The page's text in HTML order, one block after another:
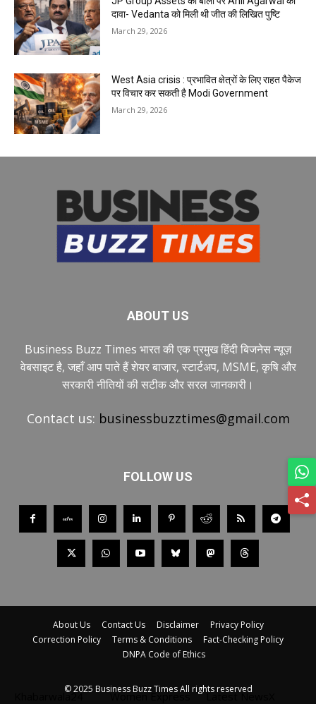
दावा- Vedanta को मिली थी जीत की लिखित पुष्टि
March 29, 2026
West Asia crisis : प्रभावित क्षेत्रों के लिए राहत पैकेज
पर विचार कर सकती है Modi Government
March 29, 2026
ABOUT US
Business Buzz Times भारत की एक प्रमुख हिंदी बिजनेस न्यूज़
वेबसाइट है, जहाँ आप पाते हैं शेयर बाजार, स्टार्टअप, MSME, कृषि और
सरकारी नीतियों की सटीक और सरल जानकारी।
Contact us: businessbuzztimes@gmail.com
FOLLOW US
About Us Contact Us Disclaimer
Privacy Policy
Correction Policy
Terms & Conditions
Fact-Checking Policy
DNPA Code of Ethics
© 2025 Business Buzz Times All rights reserved
Khabarwala24 Women Express Latest NewsX